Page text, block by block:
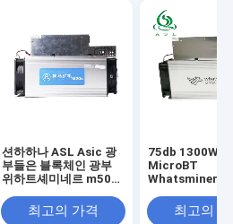
션하하나 ASL Asic 광
부들은 블록체인 광부
위하트셰미네르 m50s
을 매깁니다
최고의 가격
75db 1300W
MicroBT
Whatsminer
최고의